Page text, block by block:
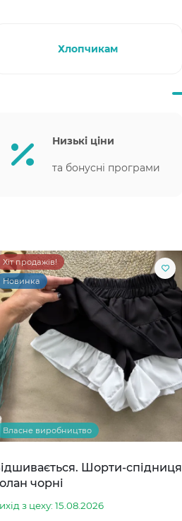
Хлопчикам
Низькі ціни
та бонусні програми
Хіт продажів!
Новинка
Власне виробництво
Шорти-спідниця
чорні
з цеху: 15.08.2026